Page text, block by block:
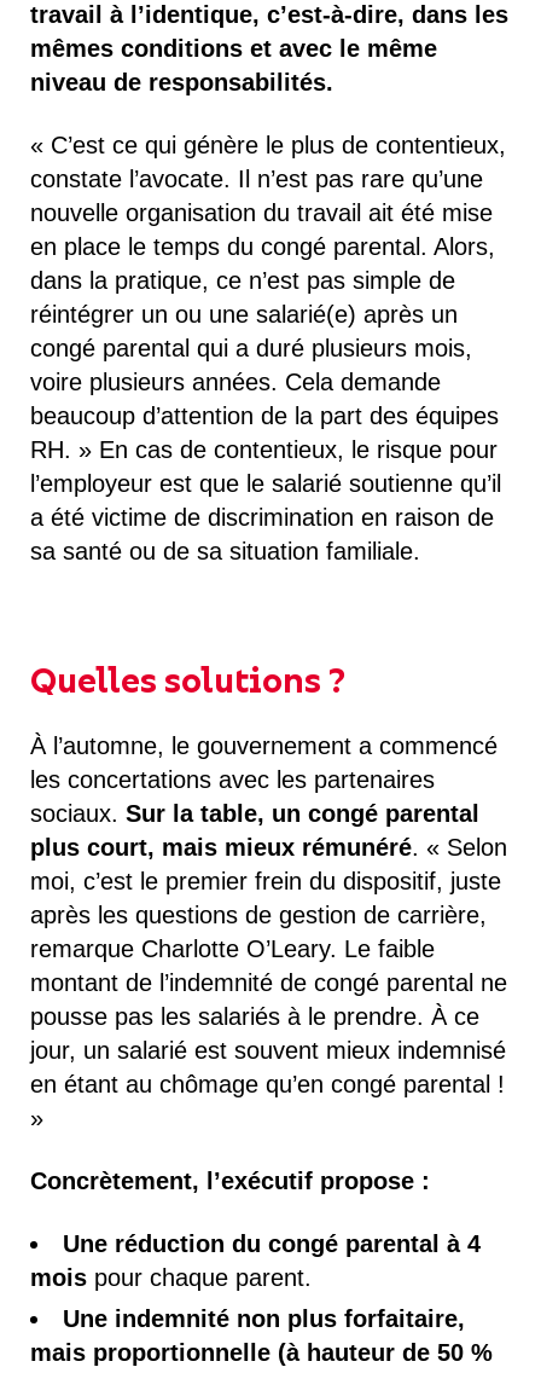
travail à l’identique, c’est-à-dire, dans les
mêmes conditions et avec le même
niveau de responsabilités.
« C’est ce qui génère le plus de contentieux,
constate l’avocate. Il n’est pas rare qu’une
nouvelle organisation du travail ait été mise
en place le temps du congé parental. Alors,
dans la pratique, ce n’est pas simple de
réintégrer un ou une salarié(e) après un
congé parental qui a duré plusieurs mois,
voire plusieurs années. Cela demande
beaucoup d’attention de la part des équipes
RH. » En cas de contentieux, le risque pour
l’employeur est que le salarié soutienne qu’il
a été victime de discrimination en raison de
sa santé ou de sa situation familiale.
Quelles solutions ?
À l’automne, le gouvernement a commencé
les concertations avec les partenaires
sociaux. Sur la table, un congé parental
plus court, mais mieux rémunéré. « Selon
moi, c’est le premier frein du dispositif, juste
après les questions de gestion de carrière,
remarque Charlotte O’Leary. Le faible
montant de l’indemnité de congé parental ne
pousse pas les salariés à le prendre. À ce
jour, un salarié est souvent mieux indemnisé
en étant au chômage qu’en congé parental !
»
Concrètement, l’exécutif propose :
Une réduction du congé parental à 4
mois pour chaque parent.
Une indemnité non plus forfaitaire,
mais proportionnelle (à hauteur de 50 %